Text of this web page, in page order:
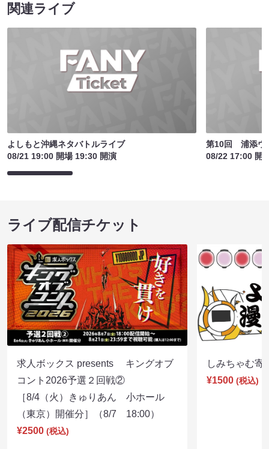
関連ライブ
よしもと沖縄ネタバトルライブ
08/21 19:00 開場 19:30 開演
第10回 浦添ウ
08/22 17:00 開
ライブ配信チケット
求人ボックス presents キングオブ
コント2026予選２回戦②
［8/4（火）きゅりあん 小ホール
（東京）開催分］（8/7 18:00）
¥2500 (税込)
しみちゃむ
¥1500 (税込)